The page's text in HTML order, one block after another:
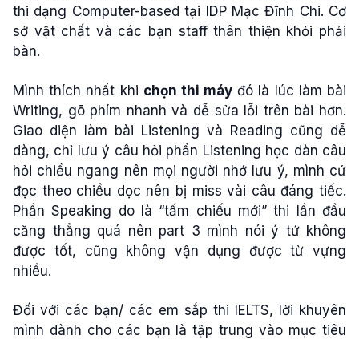
thi dạng Computer-based tại IDP Mạc Đĩnh Chi. Cơ
sở vật chất và các bạn staff thân thiện khỏi phải
bàn.
Mình thích nhất khi chọn thi máy đó là lúc làm bài
Writing, gõ phím nhanh và dễ sửa lỗi trên bài hơn.
Giao diện làm bài Listening và Reading cũng dễ
dàng, chỉ lưu ý câu hỏi phần Listening học dàn câu
hỏi chiều ngang nên mọi người nhớ lưu ý, mình cứ
đọc theo chiều dọc nên bị miss vài câu đáng tiếc.
Phần Speaking do là “tấm chiếu mới” thi lần đầu
căng thẳng quá nên part 3 mình nói ý tứ không
được tốt, cũng không vận dụng được từ vựng
nhiều.
Đối với các bạn/ các em sắp thi IELTS, lời khuyên
mình dành cho các bạn là tập trung vào mục tiêu